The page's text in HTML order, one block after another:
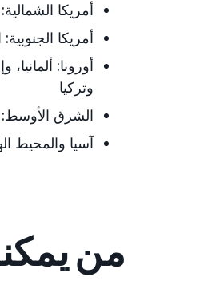
أمريكا
أمريكا الجنوبية:
أوروبا: ألمانيا،
وتركيا
الشرق الأوسط:
آسيا والمحيط
من